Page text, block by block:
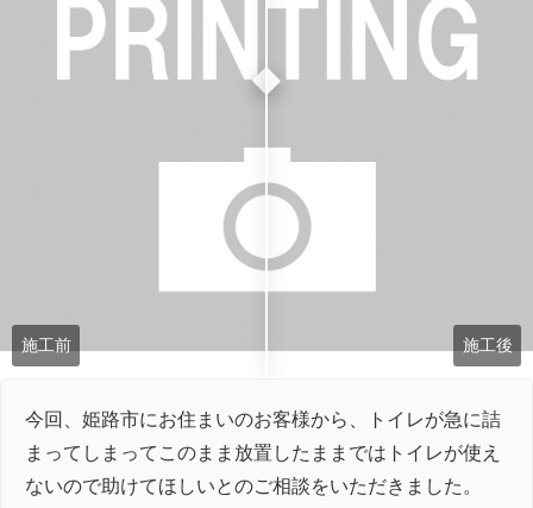
施工前 施工後
今回、姫路市にお住まいのお客様から、トイレが急に詰
まってしまってこのまま放置したままではトイレが使え
ないので助けてほしいとのご相談をいただきました。